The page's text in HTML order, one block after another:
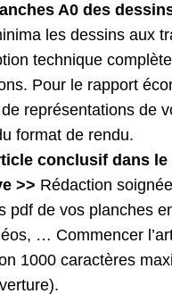
A0 des
les dessins aux
technique
Pour le rapport
représentations de
format de rendu.
conclusif dans
>> Rédaction
pdf de vos planches
… Commencer
1000 caractères